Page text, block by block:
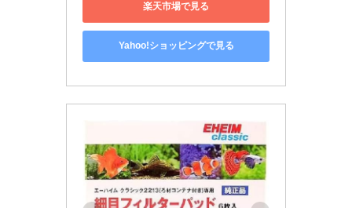
楽天市場で見る
Yahoo!ショッピングで見る